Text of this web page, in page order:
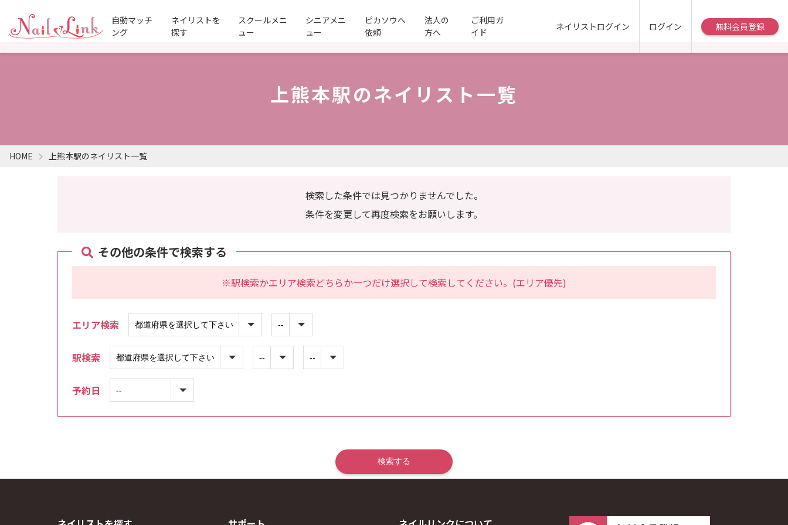
自動マッチ
ング
ネイリストを
探す
スクールメニ
ュー
シニアメニ
ュー
ピカソウへ
依頼
法人の
方へ
ご利用ガ
イド
ネイリストログイン ログイン 無料会員登録
上熊本駅のネイリスト一覧
HOME 上熊本駅のネイリスト一覧
検索した条件では見つかりませんでした。
条件を変更して再度検索をお願いします。
その他の条件で検索する
※駅検索かエリア検索どちらか一つだけ選択して検索してください。(エリア優先)
エリア検索
駅検索
予約日